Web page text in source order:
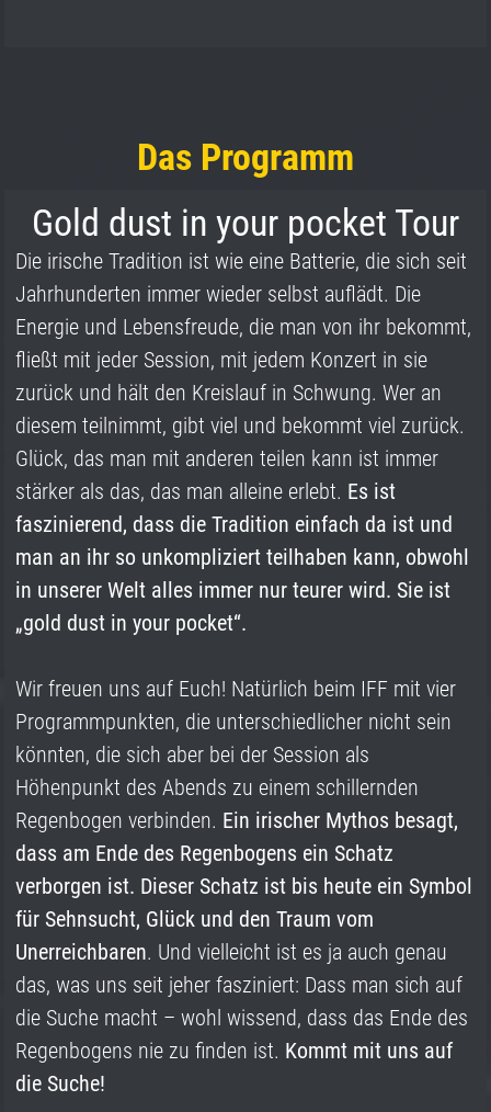
Das Programm
Gold dust in your pocket Tour
Die irische Tradition ist wie eine Batterie, die sich seit
Jahrhunderten immer wieder selbst auflädt. Die
Energie und Lebensfreude, die man von ihr bekommt,
fließt mit jeder Session, mit jedem Konzert in sie
zurück und hält den Kreislauf in Schwung. Wer an
diesem teilnimmt, gibt viel und bekommt viel zurück.
Glück, das man mit anderen teilen kann ist immer
stärker als das, das man alleine erlebt. Es ist
faszinierend, dass die Tradition einfach da ist und
man an ihr so unkompliziert teilhaben kann, obwohl
in unserer Welt alles immer nur teurer wird. Sie ist
„gold dust in your pocket“.
Wir freuen uns auf Euch! Natürlich beim IFF mit vier
Programmpunkten, die unterschiedlicher nicht sein
könnten, die sich aber bei der Session als
Höhenpunkt des Abends zu einem schillernden
Regenbogen verbinden. Ein irischer Mythos besagt,
dass am Ende des Regenbogens ein Schatz
verborgen ist. Dieser Schatz ist bis heute ein Symbol
für Sehnsucht, Glück und den Traum vom
Unerreichbaren. Und vielleicht ist es ja auch genau
das, was uns seit jeher fasziniert: Dass man sich auf
die Suche macht – wohl wissend, dass das Ende des
Regenbogens nie zu finden ist. Kommt mit uns auf
die Suche!